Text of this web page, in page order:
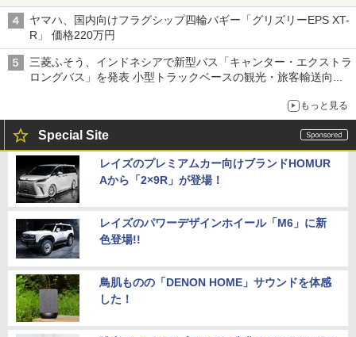
ヤマハ、国内向けフラグシップ四輪バギー「グリズリーEPS XT-
R」 価格220万円
三菱ふそう、インドネシアで新型バス「キャンター・エクストラ
ロングバス」を発表 小型トラックベースの観光・旅客輸送向け
もっと見る
Special Site
レイズのプレミアムカー向けブランドHOMUR
Aから「2×9R」が登場！
レイズのパワーデザインホイール「M6」に新
色登場!!
鳥肌ものの「DENON HOME」サウンドを体感
した！